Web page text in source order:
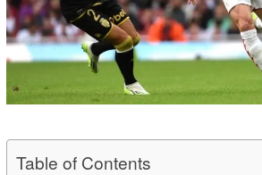
Table of Contents